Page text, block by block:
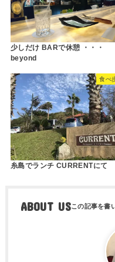
少しだけ BARで休憩 ・・・
beyond
食べ
糸島でランチ CURRENTにて
ABOUT US